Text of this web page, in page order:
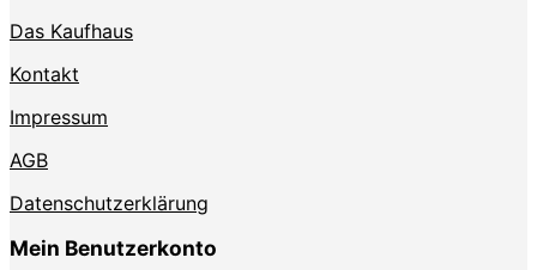
Das Kaufhaus
Kontakt
Impressum
AGB
Datenschutzerklärung
Mein Benutzerkonto